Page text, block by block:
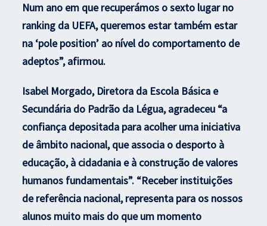
Num ano em que recuperámos o sexto lugar no
ranking da UEFA, queremos estar também estar
na ‘pole position’ ao nível do comportamento de
adeptos”, afirmou.
Isabel Morgado, Diretora da Escola Básica e
Secundária do Padrão da Légua, agradeceu “a
confiança depositada para acolher uma iniciativa
de âmbito nacional, que associa o desporto à
educação, à cidadania e à construção de valores
humanos fundamentais”. “Receber instituições
de referência nacional, representa para os nossos
alunos muito mais do que um momento